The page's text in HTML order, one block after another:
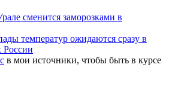
сменится заморозками в
температур ожидаются сразу в
России
в мои источники, чтобы быть в курсе